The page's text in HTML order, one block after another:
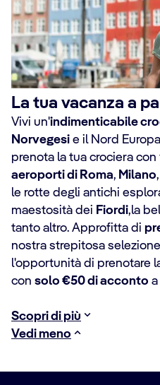
La tua vacanza a
Vivi un'indimenticabile
Norvegesi e il Nord
prenota la tua crociera
aeroporti di Roma, Milano,
le rotte degli antichi
maestosità dei Fiordi,la
tanto altro. Approfitta di
nostra strepitosa selezione
l'opportunità di prenotare
con solo €50 di acconto
Scopri di più
Vedi meno